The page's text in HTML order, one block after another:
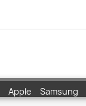
Apple Samsung